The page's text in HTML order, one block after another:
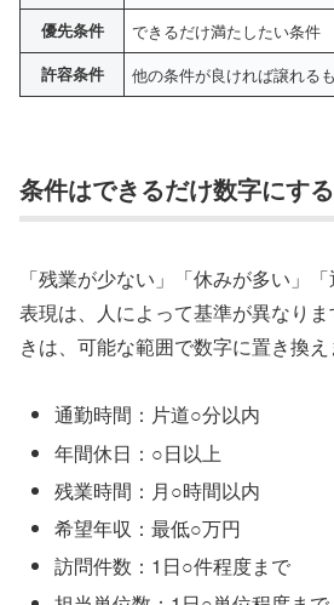
優先条件 できるだけ満たしたい条件
許容条件 他の条件が良ければ譲れる
条件はできるだけ数字にする
「残業が少ない」「休みが多い」
表現は、人によって基準が異なり
きは、可能な範囲で数字に置き換え
通勤時間：片道○分以内
年間休日：○日以上
残業時間：月○時間以内
希望年収：最低○万円
訪問件数：1日○件程度まで